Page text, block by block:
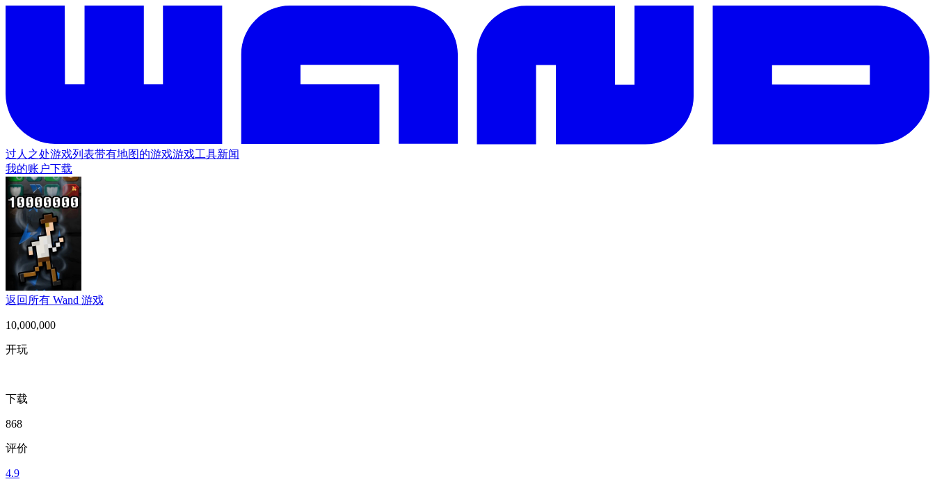
过人之处游戏列表带有地图的游戏游戏工具新闻
我的账户下载
返回所有 Wand 游戏
10,000,000
开玩
下载
868
评价
4.9